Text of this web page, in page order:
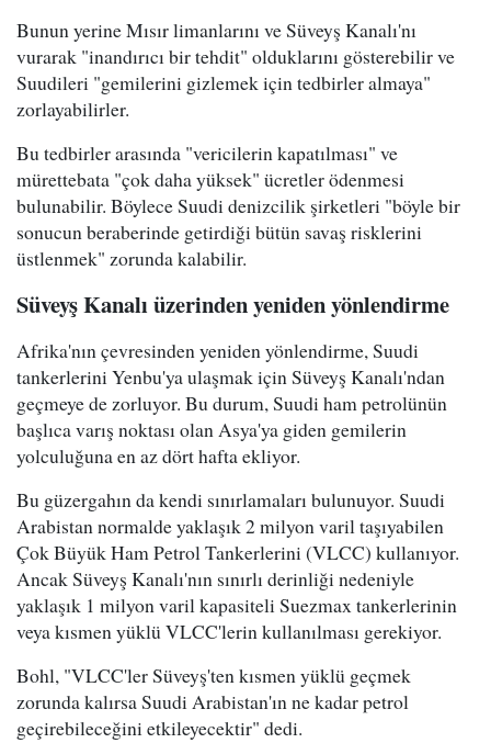
Bunun yerine Mısır limanlarını ve Süveyş Kanalı'nı
vurarak "inandırıcı bir tehdit" olduklarını gösterebilir ve
Suudileri "gemilerini gizlemek için tedbirler almaya"
zorlayabilirler.
Bu tedbirler arasında "vericilerin kapatılması" ve
mürettebata "çok daha yüksek" ücretler ödenmesi
bulunabilir. Böylece Suudi denizcilik şirketleri "böyle bir
sonucun beraberinde getirdiği bütün savaş risklerini
üstlenmek" zorunda kalabilir.
Süveyş Kanalı üzerinden yeniden yönlendirme
Afrika'nın çevresinden yeniden yönlendirme, Suudi
tankerlerini Yenbu'ya ulaşmak için Süveyş Kanalı'ndan
geçmeye de zorluyor. Bu durum, Suudi ham petrolünün
başlıca varış noktası olan Asya'ya giden gemilerin
yolculuğuna en az dört hafta ekliyor.
Bu güzergahın da kendi sınırlamaları bulunuyor. Suudi
Arabistan normalde yaklaşık 2 milyon varil taşıyabilen
Çok Büyük Ham Petrol Tankerlerini (VLCC) kullanıyor.
Ancak Süveyş Kanalı'nın sınırlı derinliği nedeniyle
yaklaşık 1 milyon varil kapasiteli Suezmax tankerlerinin
veya kısmen yüklü VLCC'lerin kullanılması gerekiyor.
Bohl, "VLCC'ler Süveyş'ten kısmen yüklü geçmek
zorunda kalırsa Suudi Arabistan'ın ne kadar petrol
geçirebileceğini etkileyecektir" dedi.